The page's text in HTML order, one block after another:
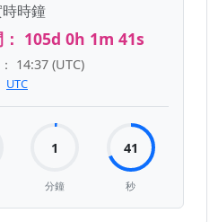
時鐘
105d 0h 1m 42s
14:37 (UTC)
UTC
1
分鐘
42
秒